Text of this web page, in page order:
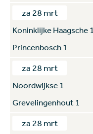
za 28 mrt
Koninklijke Haagsche 1
Princenbosch 1
za 28 mrt
Noordwijkse 1
Grevelingenhout 1
za 28 mrt